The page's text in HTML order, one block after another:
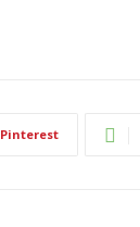
Pinterest